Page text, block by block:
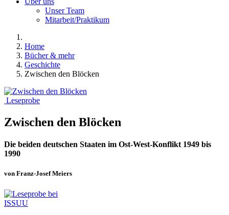
Unser Team
Mitarbeit/Praktikum
Home
Bücher & mehr
Geschichte
Zwischen den Blöcken
Leseprobe
Zwischen den Blöcken
Die beiden deutschen Staaten im Ost-West-Konflikt 1949 bis
1990
von Franz-Josef Meiers